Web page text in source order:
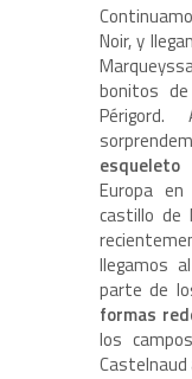
Noir, y
bonitos
esqueleto
Europa
castillo de
llegamos
parte de
formas
los
Castelnaud